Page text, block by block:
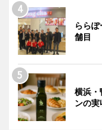
らら
舗目
横浜
ンの実